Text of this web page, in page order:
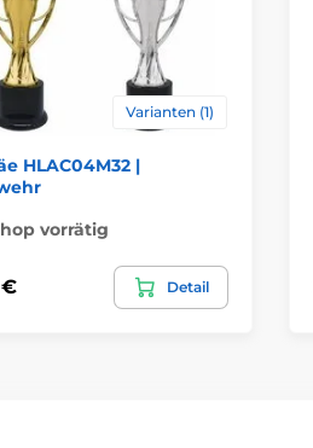
Varianten (1)
HLAC04M32 |
vorrätig
€ Detail